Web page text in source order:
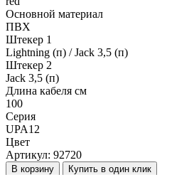
Основной материал
ПВХ
Штекер 1
Lightning (п) / Jack 3,5 (п)
Штекер 2
Jack 3,5 (п)
Длина кабеля см
100
Серия
UPA12
Цвет
Артикул: 92720
В корзину Купить в один клик